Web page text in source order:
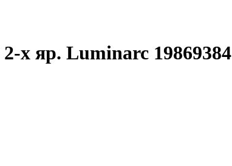
х яр. Luminarc 19869384